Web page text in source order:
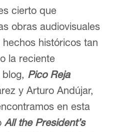
cierto que
obras audiovisuales
históricos tan
la reciente
Pico Reja
y Arturo Andújar,
en esta
All the President’s